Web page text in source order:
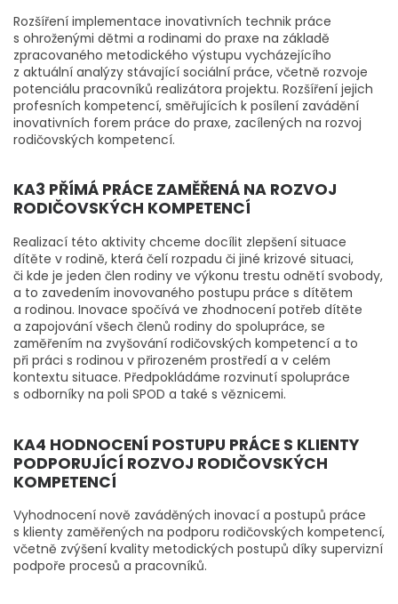
Rozšíření implementace inovativních technik práce
s ohroženými dětmi a rodinami do praxe na základě
zpracovaného metodického výstupu vycházejícího
z aktuální analýzy stávající sociální práce, včetně rozvoje
potenciálu pracovníků realizátora projektu. Rozšíření jejich
profesních kompetencí, směřujících k posílení zavádění
inovativních forem práce do praxe, zacílených na rozvoj
rodičovských kompetencí.
KA3 PŘÍMÁ PRÁCE ZAMĚŘENÁ NA ROZVOJ
RODIČOVSKÝCH KOMPETENCÍ
Realizací této aktivity chceme docílit zlepšení situace
dítěte v rodině, která čelí rozpadu či jiné krizové situaci,
či kde je jeden člen rodiny ve výkonu trestu odnětí svobody,
a to zavedením inovovaného postupu práce s dítětem
a rodinou. Inovace spočívá ve zhodnocení potřeb dítěte
a zapojování všech členů rodiny do spolupráce, se
zaměřením na zvyšování rodičovských kompetencí a to
při práci s rodinou v přirozeném prostředí a v celém
kontextu situace. Předpokládáme rozvinutí spolupráce
s odborníky na poli SPOD a také s věznicemi.
KA4 HODNOCENÍ POSTUPU PRÁCE S KLIENTY
PODPORUJÍCÍ ROZVOJ RODIČOVSKÝCH
KOMPETENCÍ
Vyhodnocení nově zaváděných inovací a postupů práce
s klienty zaměřených na podporu rodičovských kompetencí,
včetně zvýšení kvality metodických postupů díky supervizní
podpoře procesů a pracovníků.